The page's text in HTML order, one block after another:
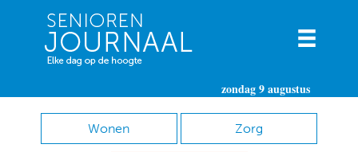
zondag 9 augustus
Wonen Zorg